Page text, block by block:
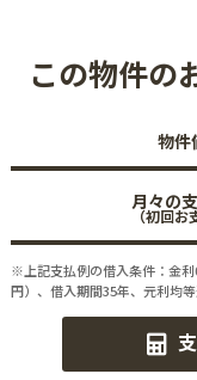
この物件の
物件
月々の
（初回お
※上記支払例の借入条件：金
円）、借入期間35年、元利均